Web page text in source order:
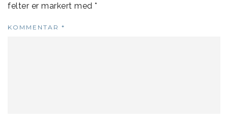
felter er markert med *
KOMMENTAR *